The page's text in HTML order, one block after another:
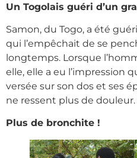
Un Togolais guéri d’un
Samon, du Togo, a été
qui l’empêchait de se
longtemps. Lorsque
elle, elle a eu l’impression
versée sur son dos et ses
ne ressent plus de
Plus de bronchite !